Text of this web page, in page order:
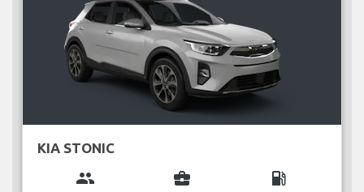
KIA STONIC
group business_center local_gas_station